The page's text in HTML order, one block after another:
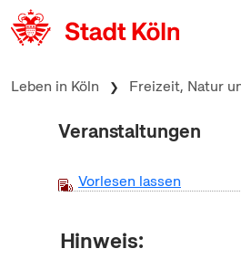
zum Inhalt springen
Leben in Köln Freizeit, Natur
Veranstaltungen
Vorlesen lassen
Hinweis: